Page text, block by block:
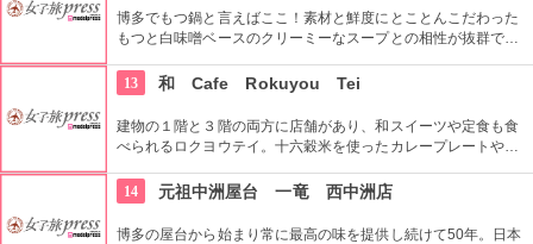
などの定番メニューの品揃えも。
博多でもつ鍋と言えばここ！素材と鮮度にとことんこだわった
もつと白味噌ベースのクリーミーなスープとの相性が抜群で
勧め！
13 和 Cafe Rokuyou Tei
建物の１階と３階の両方に店舗があり、和スイーツや定食も食
べられるロクヨウテイ。十六穀米を使ったカレープレートや熱
メニューが豊富で迷ってしまいそう。１階ではケーキ販売もし
ています。
14 元祖中洲屋台 一竜 西中洲店
博多の屋台から始まり常に最高の味を提供し続けて50年。日本